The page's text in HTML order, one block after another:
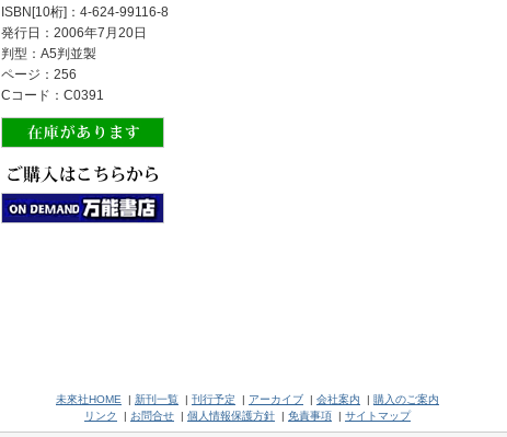
ISBN[10桁]：4-624-99116-8
発行日：2006年7月20日
判型：A5判並製
ページ：256
Cコード：C0391
未來社HOME | 新刊一覧 | 刊行予定 | アーカイブ | 会社案内 | 購入のご案内
リンク
| お問合せ | 個人情報保護方針 | 免責事項 | サイトマップ